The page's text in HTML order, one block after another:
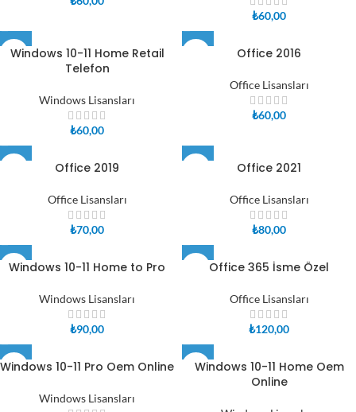
₺60,00
Windows 10-11 Home Retail
Telefon
Windows Lisansları
₺60,00
Office 2016
Office Lisansları
₺60,00
Office 2019
Office Lisansları
₺70,00
Office 2021
Office Lisansları
₺80,00
Windows 10-11 Home to Pro
Windows Lisansları
₺90,00
Office 365 İsme Özel
Office Lisansları
₺120,00
Windows 10-11 Pro Oem Online
Windows Lisansları
Windows 10-11 Home Oem
Online